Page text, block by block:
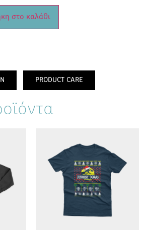
στο καλάθι
PRODUCT CARE